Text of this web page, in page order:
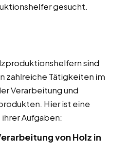
gesucht.
sind
zahlreiche Tätigkeiten im
Verarbeitung und
Hier ist eine
Aufgaben:
von Holz in